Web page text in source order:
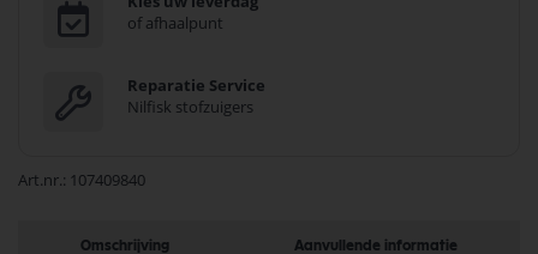
of afhaalpunt
Reparatie Service
Nilfisk stofzuigers
Art.nr. 107409840
Omschrijving Aanvullende informatie